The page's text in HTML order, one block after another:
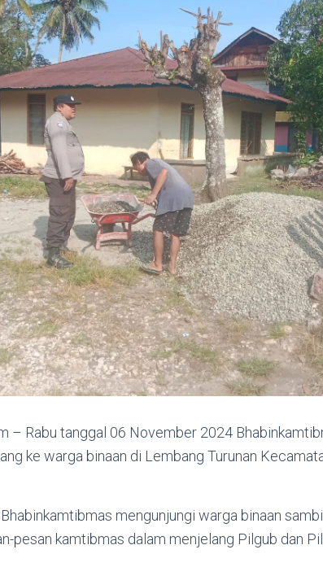
– Rabu tanggal 06 November 2024
ke warga binaan di Lembang Turunan
mengunjungi warga binaan
pesan kamtibmas dalam menjelang Pilgub dan